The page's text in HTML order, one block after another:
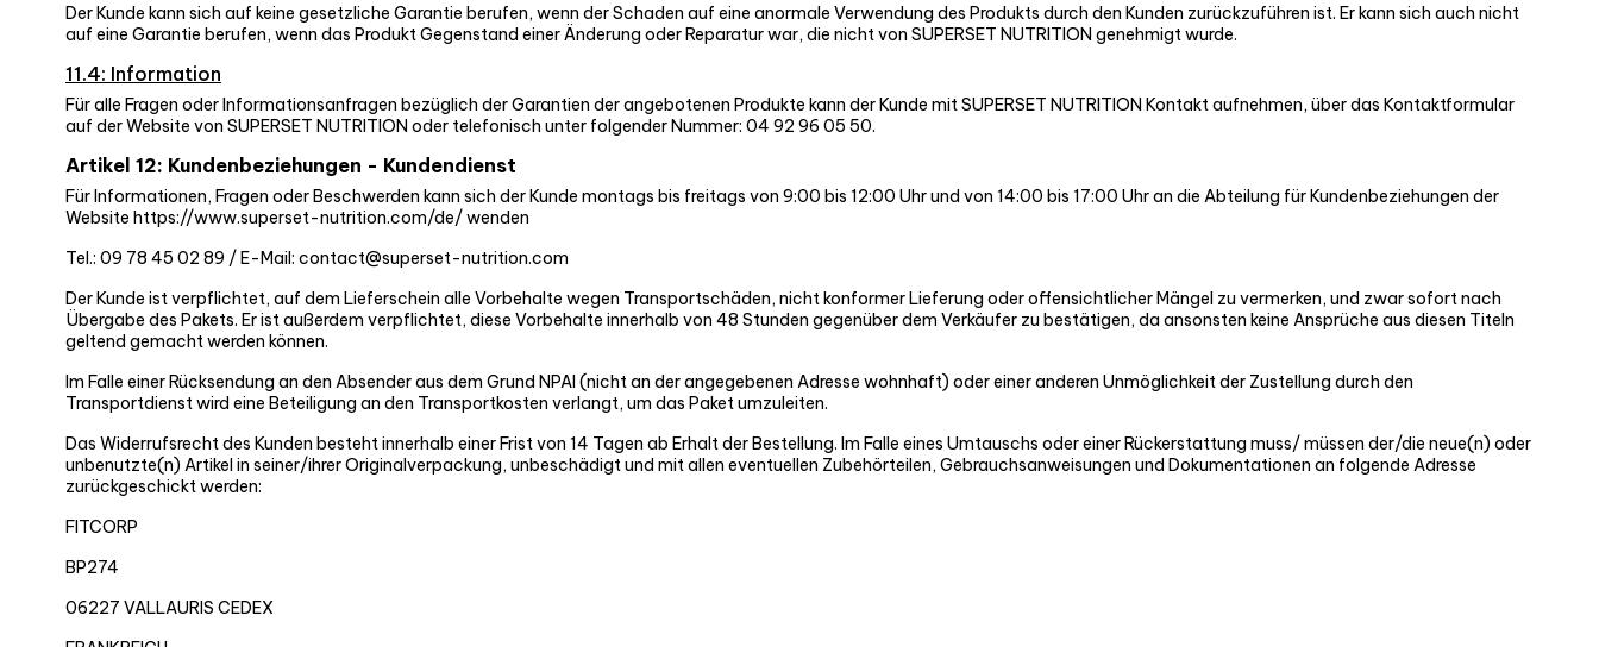
Der Kunde kann sich auf keine gesetzliche Garantie berufen, wenn der Schaden auf eine anormale Verwendung des Produkts durch den Kunden zurückzuführen ist. Er kann sich auch nicht
auf eine Garantie berufen, wenn das Produkt Gegenstand einer Änderung oder Reparatur war, die nicht von SUPERSET NUTRITION genehmigt wurde.
11.4: Information
Für alle Fragen oder Informationsanfragen bezüglich der Garantien der angebotenen Produkte kann der Kunde mit SUPERSET NUTRITION Kontakt aufnehmen, über das Kontaktformular
auf der Website von SUPERSET NUTRITION oder telefonisch unter folgender Nummer: 04 92 96 05 50.
Artikel 12: Kundenbeziehungen - Kundendienst
Für Informationen, Fragen oder Beschwerden kann sich der Kunde montags bis freitags von 9:00 bis 12:00 Uhr und von 14:00 bis 17:00 Uhr an die Abteilung für Kundenbeziehungen der
Website https://www.superset-nutrition.com/de/ wenden
Tel.: 09 78 45 02 89 / E-Mail: contact@superset-nutrition.com
Der Kunde ist verpflichtet, auf dem Lieferschein alle Vorbehalte wegen Transportschäden, nicht konformer Lieferung oder offensichtlicher Mängel zu vermerken, und zwar sofort nach
Übergabe des Pakets. Er ist außerdem verpflichtet, diese Vorbehalte innerhalb von 48 Stunden gegenüber dem Verkäufer zu bestätigen, da ansonsten keine Ansprüche aus diesen Titeln
geltend gemacht werden können.
Im Falle einer Rücksendung an den Absender aus dem Grund NPAI (nicht an der angegebenen Adresse wohnhaft) oder einer anderen Unmöglichkeit der Zustellung durch den
Transportdienst wird eine Beteiligung an den Transportkosten verlangt, um das Paket umzuleiten.
Das Widerrufsrecht des Kunden besteht innerhalb einer Frist von 14 Tagen ab Erhalt der Bestellung. Im Falle eines Umtauschs oder einer Rückerstattung muss/ müssen der/die neue(n) oder
unbenutzte(n) Artikel in seiner/ihrer Originalverpackung, unbeschädigt und mit allen eventuellen Zubehörteilen, Gebrauchsanweisungen und Dokumentationen an folgende Adresse
zurückgeschickt werden:
FITCORP
BP274
06227 VALLAURIS CEDEX